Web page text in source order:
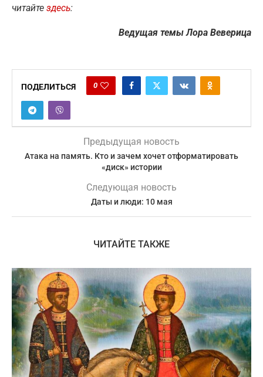
читайте здесь:
Ведущая темы Лора Веверица
ПОДЕЛИТЬСЯ 0
Предыдущая новость
Атака на память. Кто и зачем хочет отформатировать
«диск» истории
Следующая новость
Даты и люди: 10 мая
ЧИТАЙТЕ ТАКЖЕ